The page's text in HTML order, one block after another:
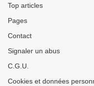
Top articles
Pages
Contact
Signaler un abus
C.G.U.
Cookies et données